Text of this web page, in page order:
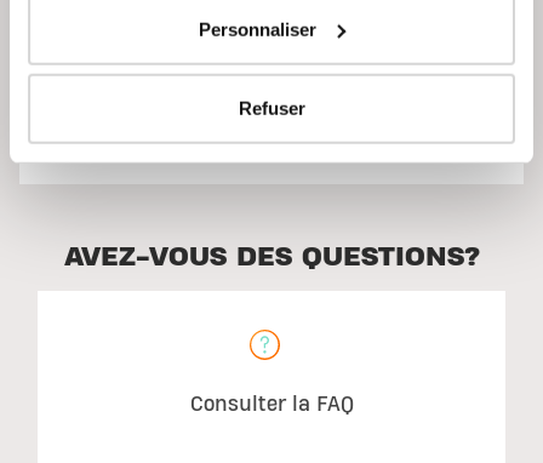
Personnaliser
Refuser
Ingrédients
Utilisation suggérée
AVEZ-VOUS DES QUESTIONS?
Consulter la FAQ